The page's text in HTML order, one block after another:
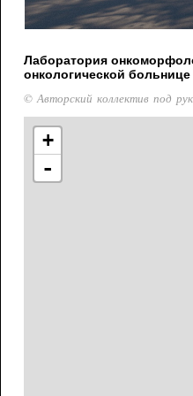
Лаборатория
онкологической
© Авторский коллектив под
+
-